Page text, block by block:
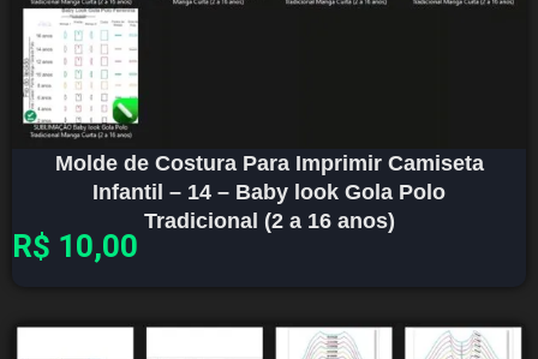
Molde de Costura Para Imprimir Camiseta
Infantil – 14 – Baby look Gola Polo
Tradicional (2 a 16 anos)
R$ 10,00